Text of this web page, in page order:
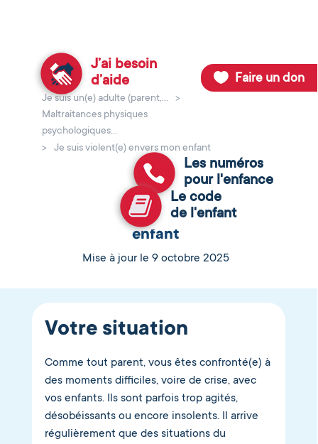
Faire un don
J’ai besoin
d’aide
Je suis un(e) adulte (parent,...
>
Maltraitances physiques
psychologiques...
>
Je suis violent(e) envers mon enfant
Les numéros
pour l'enfance
Le code
de l'enfant
Je suis violent(e) envers mon
enfant
Mise à jour le 9 octobre 2025
Votre situation
Comme tout parent, vous êtes confronté(e) à
des moments difficiles, voire de crise, avec
vos enfants. Ils sont parfois trop agités,
désobéissants ou encore insolents. Il arrive
régulièrement que des situations du